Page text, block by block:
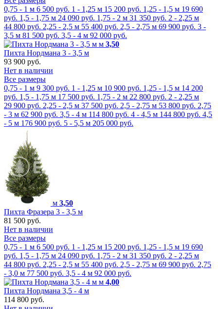
0,75 - 1 м 6 500 руб. 1 - 1,25 м 15 200 руб. 1,25 - 1,5 м 19 690
руб. 1,5 - 1,75 м 24 090 руб. 1,75 - 2 м 31 350 руб. 2 - 2,25 м
44 800 руб. 2,25 - 2,5 м 55 400 руб. 2,5 - 2,75 м 69 900 руб. 3 -
3,5 м 81 500 руб. 3,5 - 4 м 92 000 руб.
м 3,50
Пихта Нордмана 3 - 3,5 м
93 900 руб.
Нет в наличии
Все размеры
0,75 - 1 м 9 300 руб. 1 - 1,25 м 10 900 руб. 1,25 - 1,5 м 14 200
руб. 1,5 - 1,75 м 17 500 руб. 1,75 - 2 м 22 800 руб. 2 - 2,25 м
29 900 руб. 2,25 - 2,5 м 37 500 руб. 2,5 - 2,75 м 53 800 руб. 2,75
- 3 м 62 900 руб. 3,5 - 4 м 114 800 руб. 4 - 4,5 м 144 800 руб. 4,5
- 5 м 176 900 руб. 5 - 5,5 м 205 000 руб.
м 3,50
Пихта Фразера 3 - 3,5 м
81 500 руб.
Нет в наличии
Все размеры
0,75 - 1 м 6 500 руб. 1 - 1,25 м 15 200 руб. 1,25 - 1,5 м 19 690
руб. 1,5 - 1,75 м 24 090 руб. 1,75 - 2 м 31 350 руб. 2 - 2,25 м
44 800 руб. 2,25 - 2,5 м 55 400 руб. 2,5 - 2,75 м 69 900 руб. 2,75
- 3,0 м 77 500 руб. 3,5 - 4 м 92 000 руб.
м 4,00
Пихта Нордмана 3,5 - 4 м
114 800 руб.